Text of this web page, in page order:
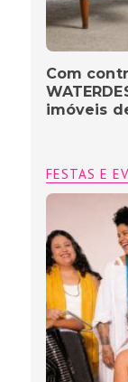
Com
imóveis
FESTAS E